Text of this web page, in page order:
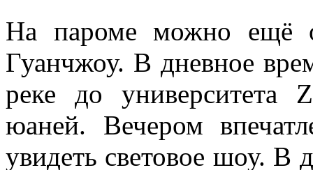
На пароме можно ещё
Гуанчжоу. В дневное
реке до университета
юаней. Вечером
увидеть световое шоу. В